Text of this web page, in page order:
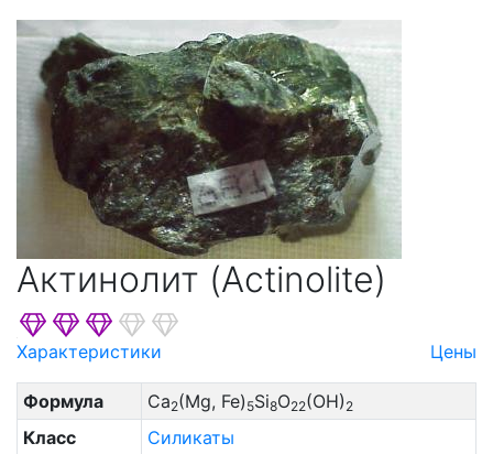
Актинолит (Actinolite)
Характеристики Цены
Формула Ca2(Mg, Fe) 5Si8O22(OH) 2
Класс
Силикаты